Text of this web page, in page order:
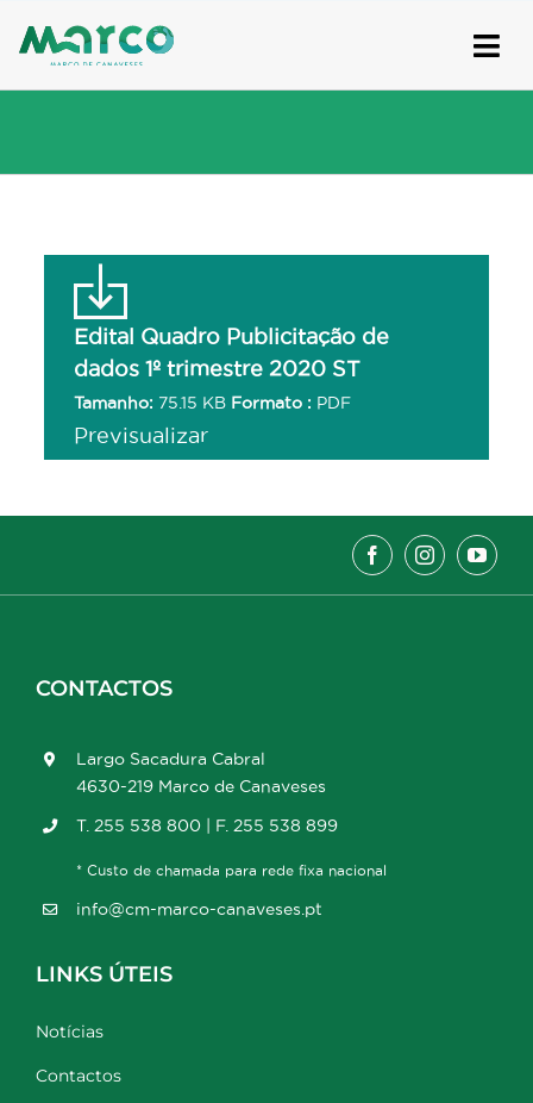
to
Edital Quadro Publicitação de
dados 1º trimestre 2020 ST
Tamanho: 75.15 KB Formato : PDF
Previsualizar
CONTACTOS
Largo Sacadura Cabral
4630-219 Marco de Canaveses
T. 255 538 800 | F. 255 538 899
* Custo de chamada para rede fixa nacional
info@cm-marco-canaveses.pt
LINKS ÚTEIS
Notícias
Contactos